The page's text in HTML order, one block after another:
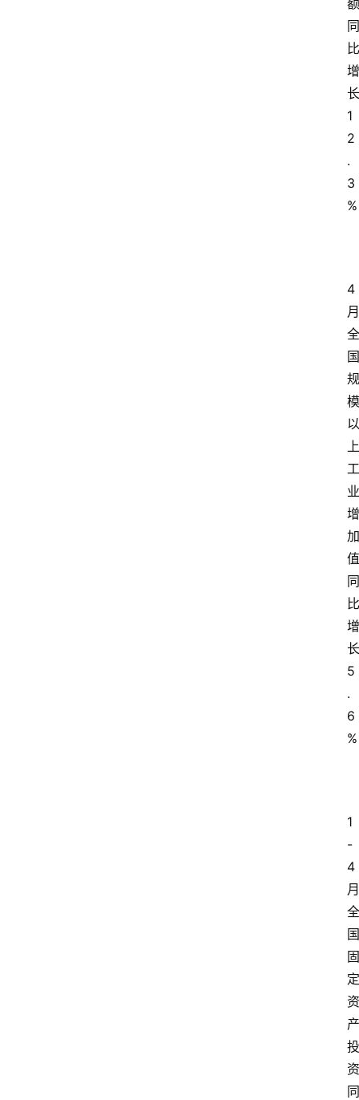
额
同
比
增
长
1
2
.
3
%
4
月
全
国
规
模
以
上
工
业
增
加
值
同
比
增
长
5
.
6
%
1
-
4
月
全
国
固
定
资
产
投
资
同